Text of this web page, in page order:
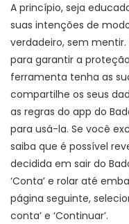
A princípio, seja
suas intenções de
verdadeiro, sem
para garantir a
ferramenta tenha as
compartilhe os seus
as regras do app do
para usá-la. Se você
saiba que é possível
decidida em sair do
‘Conta’ e rolar até
página seguinte,
conta’ e ‘Continuar’.